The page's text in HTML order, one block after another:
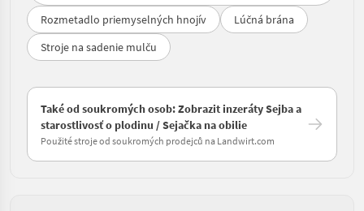
Rozmetadlo priemyselných hnojív
Lúčná brána
Stroje na sadenie mulču
Také od soukromých osob: Zobrazit inzeráty Sejba a
starostlivosť o plodinu / Sejačka na obilie
Použité stroje od soukromých prodejců na Landwirt.com